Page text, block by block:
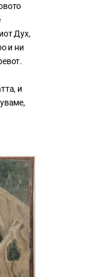
Дух,
и ни
и